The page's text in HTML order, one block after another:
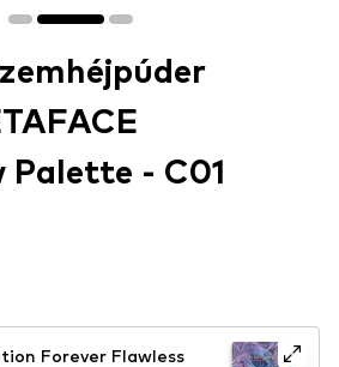
Palette - C01
Forever Flawless